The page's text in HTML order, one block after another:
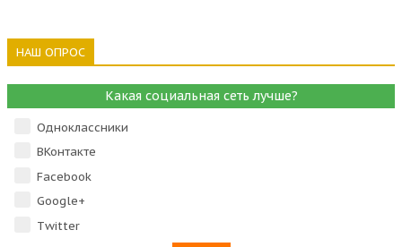
НАШ ОПРОС
Какая социальная сеть лучше?
Одноклассники
ВКонтакте
Facebook
Google+
Тwitter